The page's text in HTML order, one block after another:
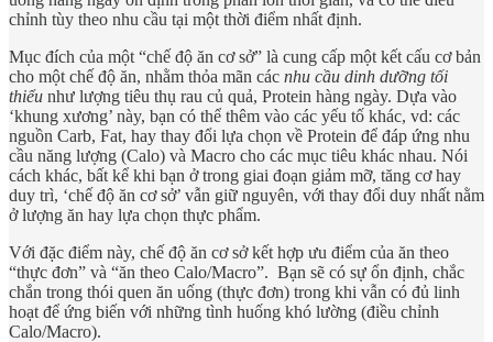
chỉnh tùy theo nhu cầu tại một thời điểm nhất định.
Mục đích của một “chế độ ăn cơ sở” là cung cấp một kết cấu cơ bản
cho một chế độ ăn, nhằm thỏa mãn các nhu cầu dinh dưỡng tối
thiểu như lượng tiêu thụ rau củ quả, Protein hàng ngày. Dựa vào
‘khung xương’ này, bạn có thể thêm vào các yếu tố khác, vd: các
nguồn Carb, Fat, hay thay đổi lựa chọn về Protein để đáp ứng nhu
cầu năng lượng (Calo) và Macro cho các mục tiêu khác nhau. Nói
cách khác, bất kể khi bạn ở trong giai đoạn giảm mỡ, tăng cơ hay
duy trì, ‘chế độ ăn cơ sở’ vẫn giữ nguyên, với thay đổi duy nhất nằm
ở lượng ăn hay lựa chọn thực phẩm.
Với đặc điểm này, chế độ ăn cơ sở kết hợp ưu điểm của ăn theo
“thực đơn” và “ăn theo Calo/Macro”. Bạn sẽ có sự ổn định, chắc
chắn trong thói quen ăn uống (thực đơn) trong khi vẫn có đủ linh
hoạt để ứng biến với những tình huống khó lường (điều chỉnh
Calo/Macro).